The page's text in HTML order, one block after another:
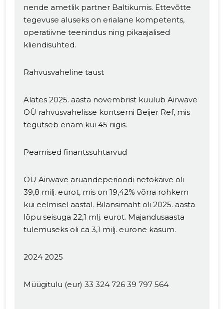
nende ametlik partner Baltikumis. Ettevõtte
tegevuse aluseks on erialane kompetents,
operatiivne teenindus ning pikaajalised
kliendisuhted.
Rahvusvaheline taust
Alates 2025. aasta novembrist kuulub Airwave
OÜ rahvusvahelisse kontserni Beijer Ref, mis
tegutseb enam kui 45 riigis.
Peamised finantssuhtarvud
OÜ Airwave aruandeperioodi netokäive oli
39,8 milj. eurot, mis on 19,42% võrra rohkem
kui eelmisel aastal. Bilansimaht oli 2025. aasta
lõpu seisuga 22,1 mlj. eurot. Majandusaasta
tulemuseks oli ca 3,1 milj. eurone kasum.
2024 2025
Müügitulu (eur) 33 324 726 39 797 564